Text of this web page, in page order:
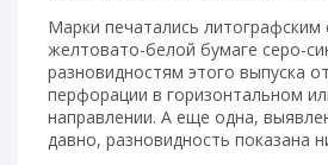
Марки печатались
желтовато-белой бумаге серо-
разновидностям этого выпуска
перфорации в горизонтальном
направлении. А еще одна,
давно, разновидность показана